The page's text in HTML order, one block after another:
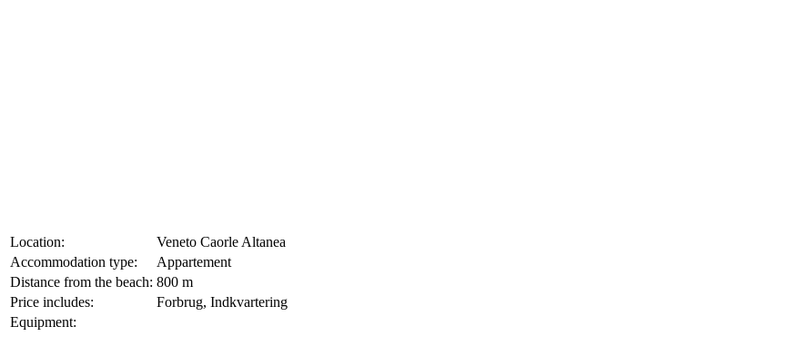
Location:
Veneto Caorle Altanea
Accommodation type:
Appartement
Distance from the beach: 800 m
Price includes:
Forbrug, Indkvartering
Equipment: